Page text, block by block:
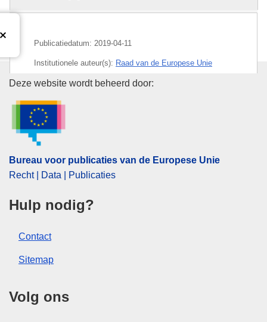
Publicatiedatum: 2019-04-11
Institutionele auteur(s): Raad van de Europese Unie
IMMC : ST 8059 2019 INIT
Bureau voor publicaties van de
Deze website wordt beheerd door:
Bureau voor publicaties van de Europese Unie
Recht | Data | Publicaties
Hulp nodig?
Contact
Sitemap
Volg ons